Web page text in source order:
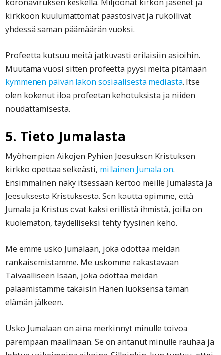
koronaviruksen keskellä. Miljoonat kirkon jäsenet ja
kirkkoon kuulumattomat paastosivat ja rukoilivat
yhdessä saman päämäärän vuoksi.
Profeetta kutsuu meitä jatkuvasti erilaisiin asioihin.
Muutama vuosi sitten profeetta pyysi meitä pitämään
kymmenen päivän lakon sosiaalisesta mediasta. Itse
olen kokenut iloa profeetan kehotuksista ja niiden
noudattamisesta.
5. Tieto Jumalasta
Myöhempien Aikojen Pyhien Jeesuksen Kristuksen
kirkko opettaa selkeästi, millainen Jumala on.
Ensimmäinen näky itsessään kertoo meille Jumalasta ja
Jeesuksesta Kristuksesta. Sen kautta opimme, että
Jumala ja Kristus ovat kaksi erillistä ihmistä, joilla on
kuolematon, täydelliseksi tehty fyysinen keho.
Me emme usko Jumalaan, joka odottaa meidän
rankaisemistamme. Me uskomme rakastavaan
Taivaalliseen Isään, joka odottaa meidän
palaamistamme takaisin Hänen luoksensa tämän
elämän jälkeen.
Usko Jumalaan on aina merkinnyt minulle toivoa
parempaan maailmaan. Se on antanut minulle rauhaa ja